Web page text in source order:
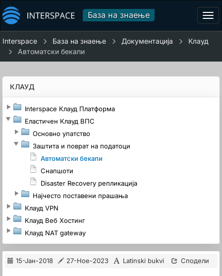
База на знаење
Interspace База на знаење Документација
Клауд
Автоматски бекапи
КЛАУД
Interspace Клауд Платформа
Еластичен Клауд ВПС
Основно упатство
Заштита и поврат на податоци
Автоматски бекапи
Снапшоти
Disaster Recovery репликација
Најчестo поставени прашања
Клауд VPN
Клауд Веб Хостинг
Клауд NAT gateway
15-Јан-2018 27-Ное-2023 Latinski bukvi Сподели